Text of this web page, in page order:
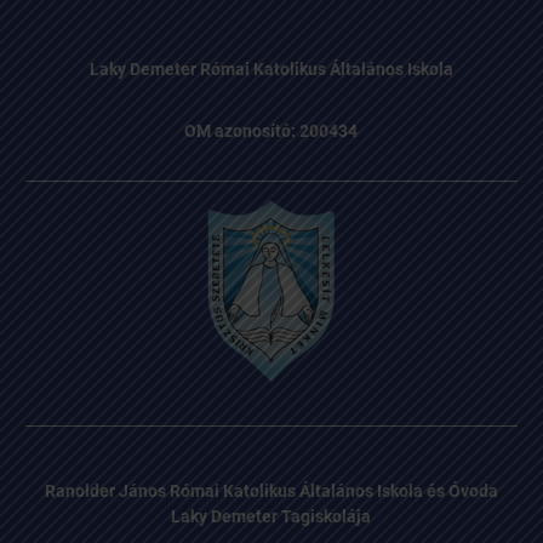
Laky Demeter Római Katolikus Általános Iskola
OM azonosító: 200434
Ranolder János Római Katolikus Általános Iskola és Óvoda
Laky Demeter Tagiskolája